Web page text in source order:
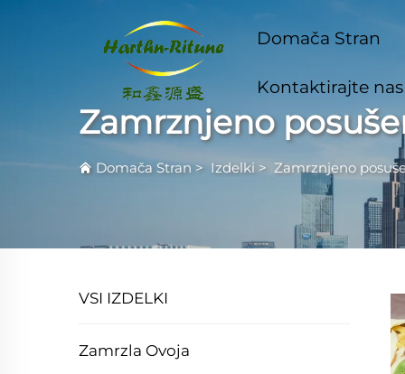
Domača Stran
Kontaktirajte nas
Zamrznjeno
Domača Stran > Izdelki > Zamrznjeno
VSI IZDELKI
Zamrzla Ovoja